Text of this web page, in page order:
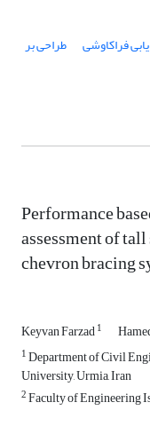
فراکاوشی طراحی بر
Performance
assessment of
chevron bracing
Keyvan Farzad1
1Department of Civil
University, Urmia, Iran
2Faculty of Engineering